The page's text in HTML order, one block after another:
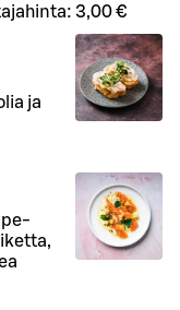
3,00 €
ja